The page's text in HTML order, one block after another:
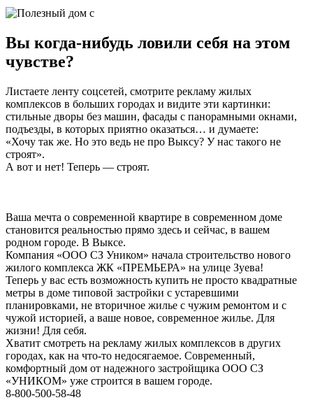
Вы когда-нибудь ловили себя на этом
чувстве?
Листаете ленту соцсетей, смотрите рекламу жилых
комплексов в больших городах и видите эти картинки:
стильные дворы без машин, фасады с панорамными окнами,
подъезды, в которых приятно оказаться… и думаете:
«Хочу так же. Но это ведь не про Выксу? У нас такого не
строят».
А вот и нет! Теперь — строят.
Ваша мечта о современной квартире в современном доме
становится реальностью прямо здесь и сейчас, в вашем
родном городе. В Выксе.
Компания «ООО СЗ Уником» начала строительство нового
жилого комплекса ЖК «ПРЕМЬЕРА» на улице Зуева!
Теперь у вас есть возможность купить не просто квадратные
метры в доме типовой застройки с устаревшими
планировками, не вторичное жилье с чужим ремонтом и с
чужой историей, а ваше новое, современное жилье. Для
жизни! Для себя.
Хватит смотреть на рекламу жилых комплексов в других
городах, как на что-то недосягаемое. Современный,
комфортный дом от надежного застройщика ООО СЗ
«УНИКОМ» уже строится в вашем городе.
8-800-500-58-48